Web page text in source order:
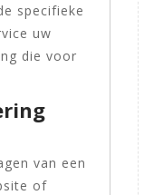
specifieke
uw
die voor
van een
of